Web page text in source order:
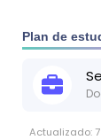
Plan de
Actualizado: